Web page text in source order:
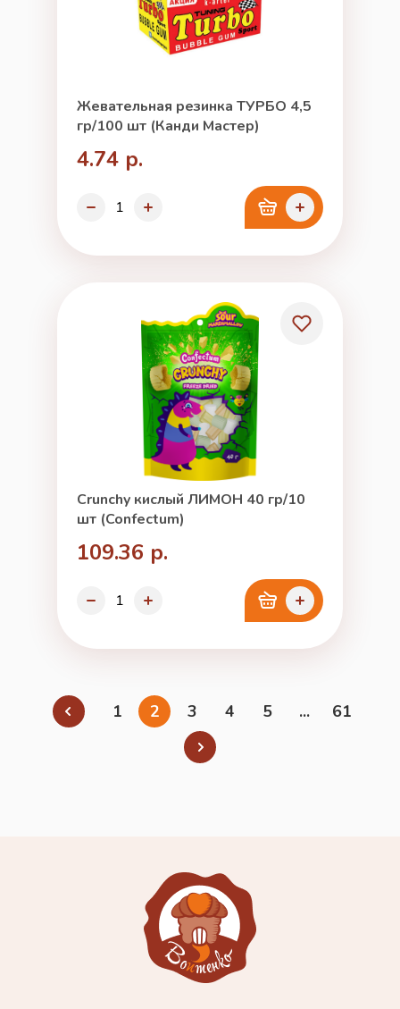
Жевательная резинка ТУРБО 4,5
гр/100 шт (Канди Мастер)
4.74 р.
Crunchy кислый ЛИМОН 40 гр/10
шт (Confectum)
109.36 р.
1 2 3 4 5 ... 61